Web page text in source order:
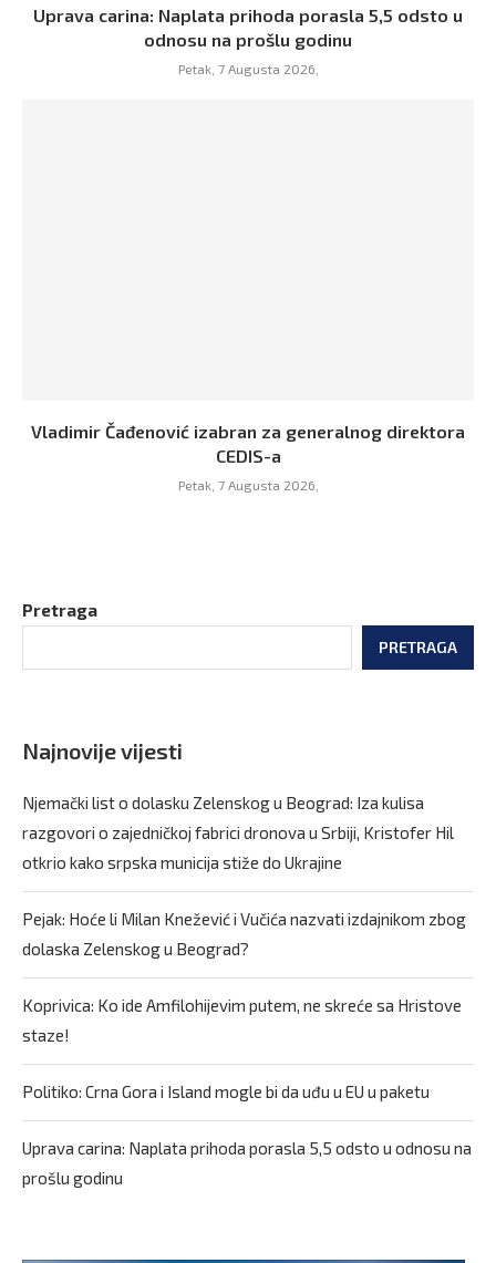
Uprava carina: Naplata prihoda porasla 5,5 odsto u
odnosu na prošlu godinu
Petak, 7 Augusta 2026,
Vladimir Čađenović izabran za generalnog direktora
CEDIS-a
Petak, 7 Augusta 2026,
Pretraga
PRETRAGA
Najnovije vijesti
Njemački list o dolasku Zelenskog u Beograd: Iza kulisa
razgovori o zajedničkoj fabrici dronova u Srbiji, Kristofer Hil
otkrio kako srpska municija stiže do Ukrajine
Pejak: Hoće li Milan Knežević i Vučića nazvati izdajnikom zbog
dolaska Zelenskog u Beograd?
Koprivica: Ko ide Amfilohijevim putem, ne skreće sa Hristove
staze!
Politiko: Crna Gora i Island mogle bi da uđu u EU u paketu
Uprava carina: Naplata prihoda porasla 5,5 odsto u odnosu na
prošlu godinu